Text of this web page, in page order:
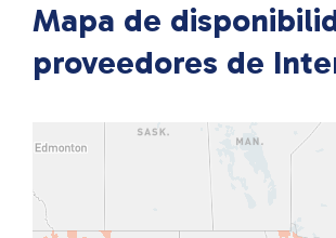
Mapa de
proveedores de